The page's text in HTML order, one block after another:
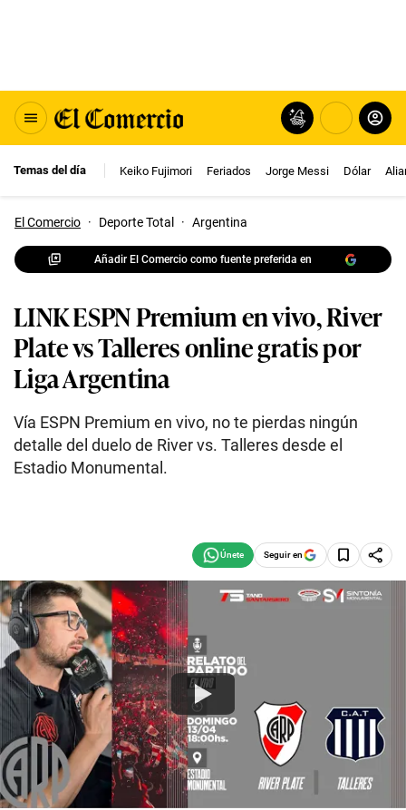
Temas del día Keiko Fujimori Feriados Jorge Messi Dólar
El Comercio · Deporte Total · Argentina
Añadir El Comercio como fuente preferida en
LINK ESPN Premium en vivo, River
Plate vs Talleres online gratis por
Liga Argentina
Vía ESPN Premium en vivo, no te pierdas ningún
detalle del duelo de River vs. Talleres desde el
Estadio Monumental.
Seguir en